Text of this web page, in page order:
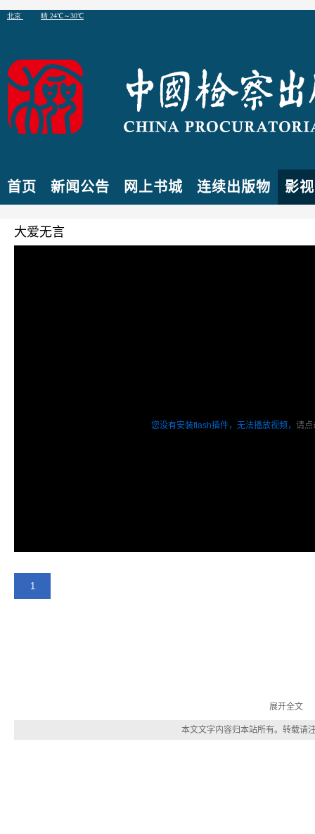
首页 新闻公告 网上书城 连续出版物 影
大爱无言
您没有安装flash插件，无法播放视频， 请点
展开全文
本文文字内容归本站所有。转载请